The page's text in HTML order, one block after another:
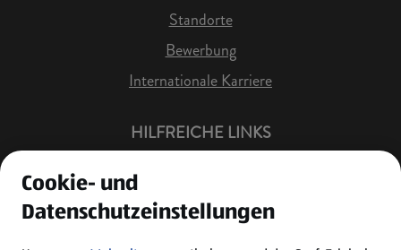
Standorte
Bewerbung
Internationale Karriere
HILFREICHE LINKS
Job Benachrichtigung
Bewerberkonto
Cookie- und
Datenschutzeinstellungen